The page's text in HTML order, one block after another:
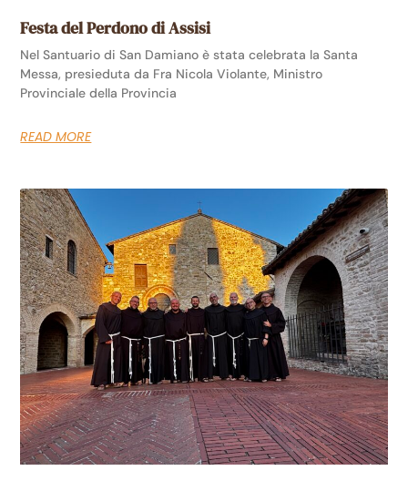
Festa del Perdono di Assisi
Nel Santuario di San Damiano è stata celebrata la Santa
Messa, presieduta da Fra Nicola Violante, Ministro
Provinciale della Provincia
READ MORE